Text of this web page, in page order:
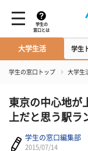
学生の
窓口とは
大学生活 学生
学生の窓口トップ 大学生
東京の中心地が
上だと思う駅ラ
学生の窓口編集部
2015/07/14